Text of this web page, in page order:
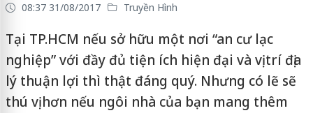
08:37 31/08/2017 Truyền Hình
Tại TP.HCM nếu sở hữu một nơi “an cư lạc
nghiệp” với đầy đủ tiện ích hiện đại và vị trí địa
lý thuận lợi thì thật đáng quý. Nhưng có lẽ sẽ
thú vị hơn nếu ngôi nhà của bạn mang thêm